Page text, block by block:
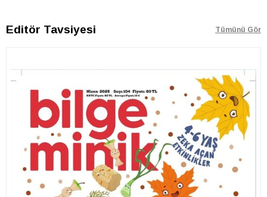
Editör Tavsiyesi Tümünü Gör